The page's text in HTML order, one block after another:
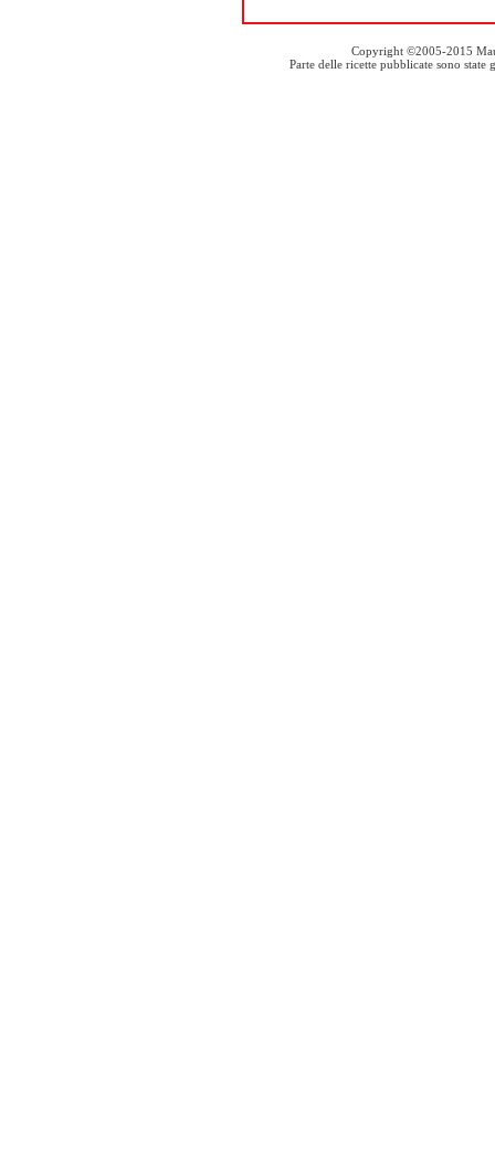
Copyright ©2005-2015
Parte delle ricette pubblicate sono state